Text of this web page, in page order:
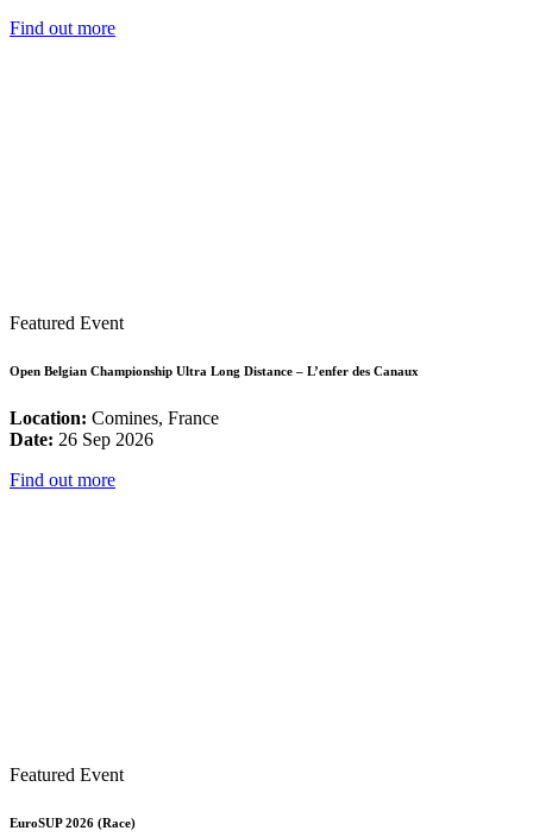
Find out more
Featured Event
Open Belgian Championship Ultra Long Distance – L’enfer des Canaux
Location: Comines, France
Date: 26 Sep 2026
Find out more
Featured Event
EuroSUP 2026 (Race)